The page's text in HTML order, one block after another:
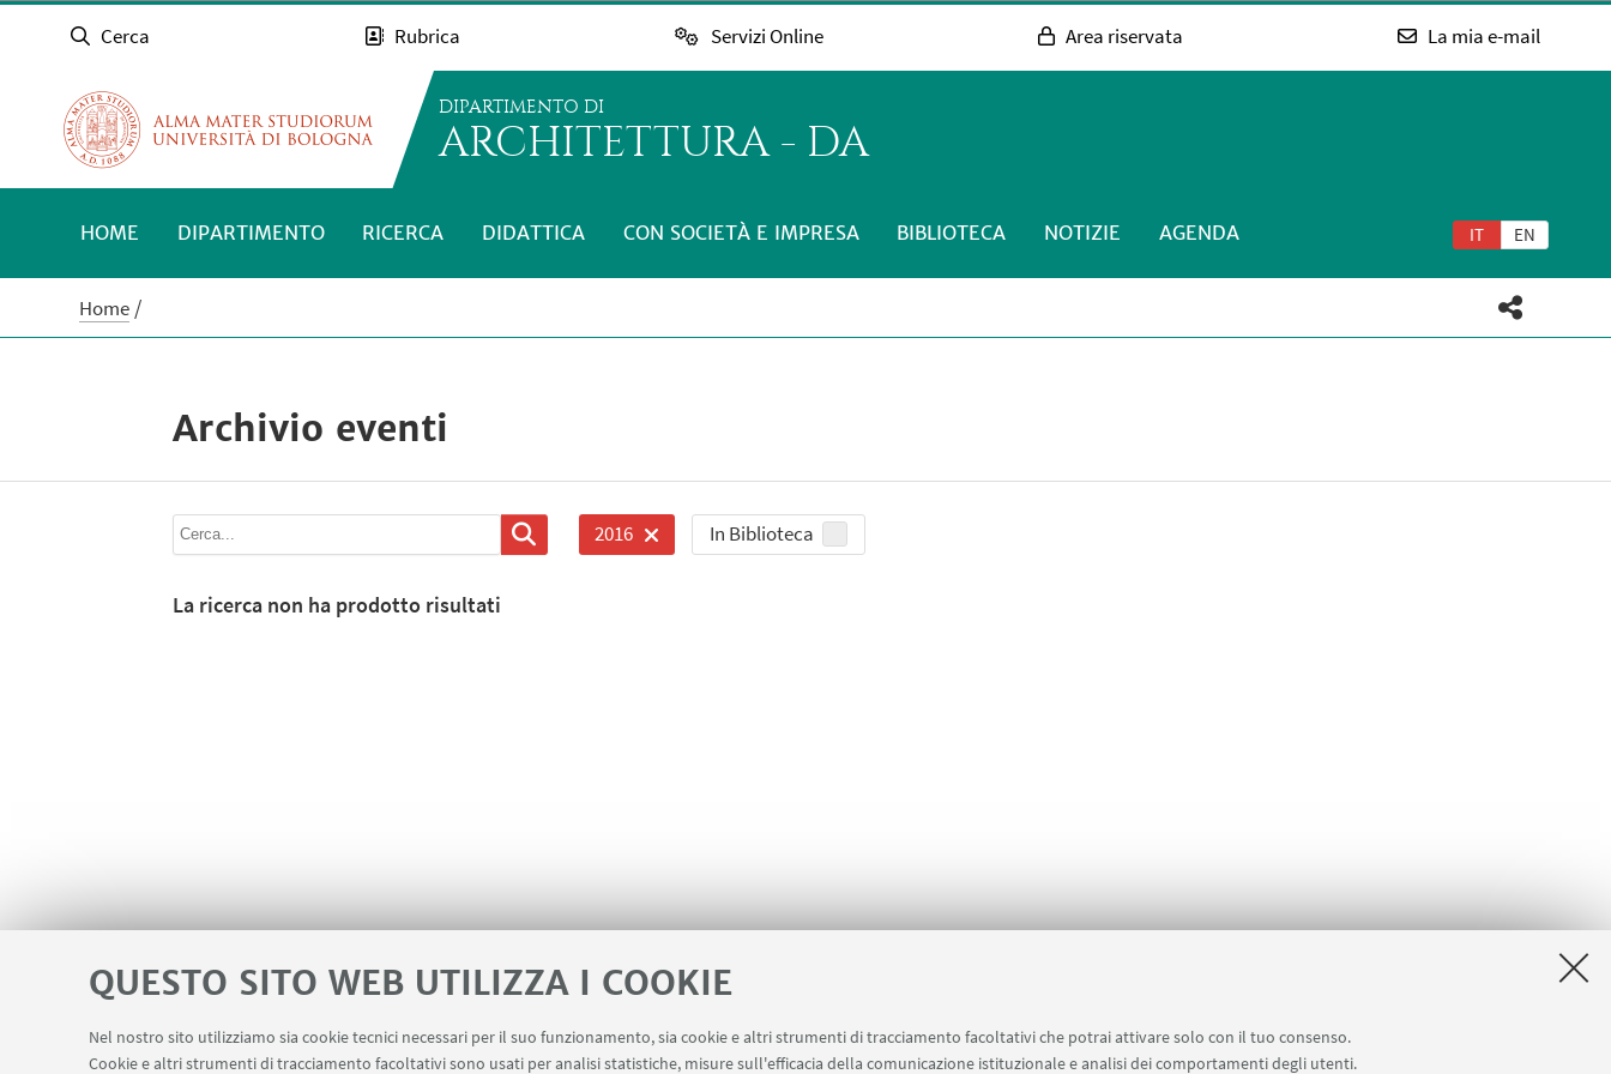
QUESTO SITO WEB UTILIZZA I COOKIE
Nel nostro sito utilizziamo sia cookie tecnici necessari per il suo funzionamento, sia cookie e altri strumenti di tracciamento facoltativi che potrai attivare solo con il tuo consenso.
Cookie e altri strumenti di tracciamento facoltativi sono usati per analisi statistiche, misure sull'efficacia della comunicazione istituzionale e analisi dei comportamenti degli utenti.
Cerca Rubrica Servizi Online Area riservata La mia e-mail
DIPARTIMENTO DI
ARCHITETTURA - DA
IT EN
HOME DIPARTIMENTO RICERCA DIDATTICA CON SOCIETÀ E IMPRESA BIBLIOTECA NOTIZIE AGENDA
Home
Archivio eventi
2016 In Biblioteca
La ricerca non ha prodotto risultati
LINK UTILI Contatti Area riservata Prenotazione risorse